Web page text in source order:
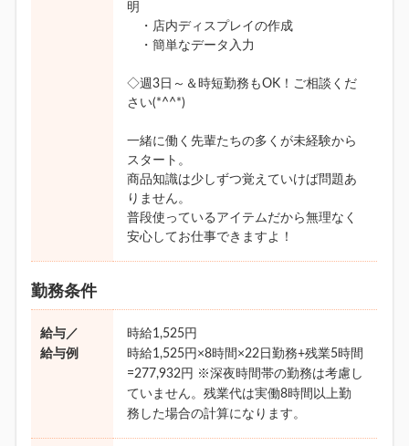
明
・店内ディスプレイの作成
・簡単なデータ入力
◇週3日～＆時短勤務もOK！ご相談くだ
さい(*^^*)
一緒に働く先輩たちの多くが未経験から
スタート。
商品知識は少しずつ覚えていけば問題あ
りません。
普段使っているアイテムだから無理なく
安心してお仕事できますよ！
勤務条件
給与／
給与例
時給1,525円
時給1,525円×8時間×22日勤務+残業5時間
=277,932円 ※深夜時間帯の勤務は考慮し
ていません。残業代は実働8時間以上勤
務した場合の計算になります。